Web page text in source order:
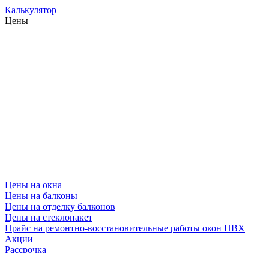
Калькулятор
Цены
Цены на окна
Цены на балконы
Цены на отделку балконов
Цены на стеклопакет
Прайс на ремонтно-восстановительные работы окон ПВХ
Акции
Рассрочка